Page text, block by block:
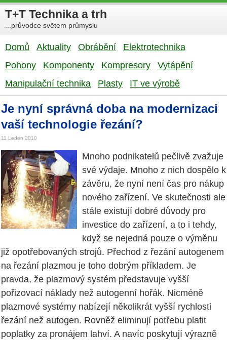
T+T Technika a trh
...průvodce světem průmyslu
Domů Aktuality Obrábění
Elektrotechnika
Pohony
Komponenty Kompresory
Vytápění
Manipulační technika
Plasty IT ve výrobě
Je nyní správná doba na modernizaci
vaší technologie řezání?
11 Leden 2010
Mnoho podnikatelů pečlivě zvažuje
své výdaje. Mnoho z nich dospělo k
závěru, že nyní není čas pro nákup
nového zařízení. Ve skutečnosti ale
stále existují dobré důvody pro
investice do zařízení, a to i tehdy,
když se nejedná pouze o výměnu
již opotřebovaných strojů. Přechod z řezání autogenem
na řezání plazmou je toho dobrým příkladem. Je
pravda, že plazmový systém představuje vyšší
pořizovací náklady než autogenní hořák. Nicméně
plazmové systémy nabízejí několikrát vyšší rychlosti
řezání než autogen. Rovněž eliminují potřebu platit
poplatky za pronájem lahví. A navíc poskytují výrazně